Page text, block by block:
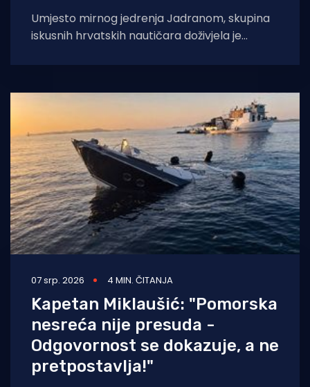
Umjesto mirnog jedrenja Jadranom, skupina
iskusnih hrvatskih nautičara doživjela je
neshvatljivih propusta čarter agencije,
07 srp. 2026 4 MIN. ČITANJA
Kapetan Miklaušić: "Pomorska
nesreća nije presuda -
Odgovornost se dokazuje, a ne
pretpostavlja!"